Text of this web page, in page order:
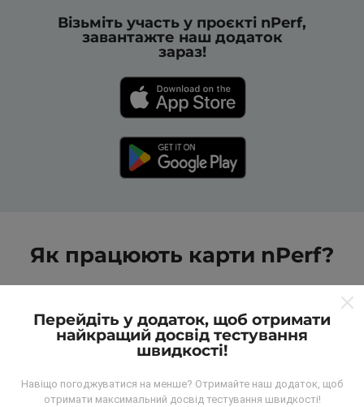
Візьміть участь у проєкті nPerf,
завантажте наш додаток
зараз!
Як працюють карти nPerf?
Перейдіть у додаток, щоб отримати
найкращий досвід тестування
швидкості!
Навіщо погоджуватися на менше? Отримайте наш додаток, щоб
отримати максимальний досвід тестування швидкості!